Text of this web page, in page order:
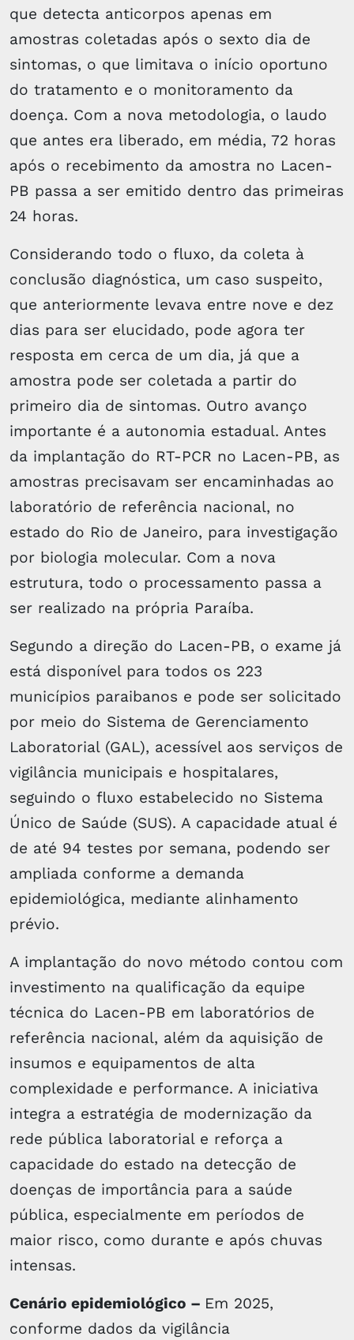
que detecta anticorpos apenas em
amostras coletadas após o sexto dia de
sintomas, o que limitava o início oportuno
do tratamento e o monitoramento da
doença. Com a nova metodologia, o laudo
que antes era liberado, em média, 72 horas
após o recebimento da amostra no Lacen-
PB passa a ser emitido dentro das primeiras
24 horas.
Considerando todo o fluxo, da coleta à
conclusão diagnóstica, um caso suspeito,
que anteriormente levava entre nove e dez
dias para ser elucidado, pode agora ter
resposta em cerca de um dia, já que a
amostra pode ser coletada a partir do
primeiro dia de sintomas. Outro avanço
importante é a autonomia estadual. Antes
da implantação do RT-PCR no Lacen-PB, as
amostras precisavam ser encaminhadas ao
laboratório de referência nacional, no
estado do Rio de Janeiro, para investigação
por biologia molecular. Com a nova
estrutura, todo o processamento passa a
ser realizado na própria Paraíba.
Segundo a direção do Lacen-PB, o exame já
está disponível para todos os 223
municípios paraibanos e pode ser solicitado
por meio do Sistema de Gerenciamento
Laboratorial (GAL), acessível aos serviços de
vigilância municipais e hospitalares,
seguindo o fluxo estabelecido no Sistema
Único de Saúde (SUS). A capacidade atual é
de até 94 testes por semana, podendo ser
ampliada conforme a demanda
epidemiológica, mediante alinhamento
prévio.
A implantação do novo método contou com
investimento na qualificação da equipe
técnica do Lacen-PB em laboratórios de
referência nacional, além da aquisição de
insumos e equipamentos de alta
complexidade e performance. A iniciativa
integra a estratégia de modernização da
rede pública laboratorial e reforça a
capacidade do estado na detecção de
doenças de importância para a saúde
pública, especialmente em períodos de
maior risco, como durante e após chuvas
intensas.
Cenário epidemiológico – Em 2025,
conforme dados da vigilância